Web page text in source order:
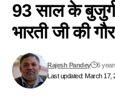
93 साल के
भारती जी की
Last updated: March 17,
Rajesh Pandey 6